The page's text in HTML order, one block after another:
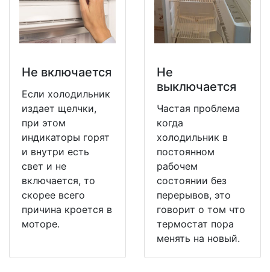
Не включается
Если холодильник
издает щелчки,
при этом
индикаторы горят
и внутри есть
свет и не
включается, то
скорее всего
причина кроется в
моторе.
Не
выключается
Частая проблема
когда
холодильник в
постоянном
рабочем
состоянии без
перерывов, это
говорит о том что
термостат пора
менять на новый.